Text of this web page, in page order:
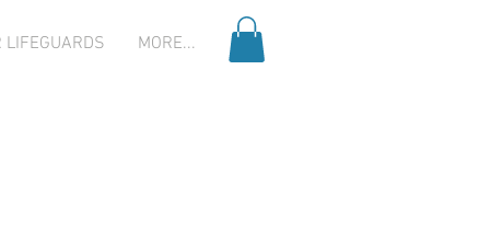
LIFEGUARDS MORE...